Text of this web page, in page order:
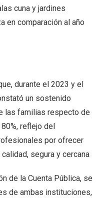
cuna y jardines
en comparación al año
durante el 2023 y el
un sostenido
las familias respecto de
reflejo del
por ofrecer
segura y cercana
de la Cuenta Pública, se
de ambas instituciones,